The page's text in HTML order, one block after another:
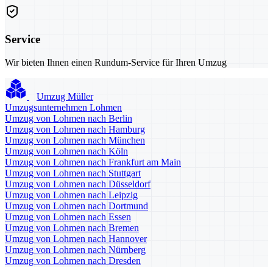
Service
Wir bieten Ihnen einen Rundum-Service für Ihren Umzug
Umzug Müller
Umzugsunternehmen Lohmen
Umzug von Lohmen nach Berlin
Umzug von Lohmen nach Hamburg
Umzug von Lohmen nach München
Umzug von Lohmen nach Köln
Umzug von Lohmen nach Frankfurt am Main
Umzug von Lohmen nach Stuttgart
Umzug von Lohmen nach Düsseldorf
Umzug von Lohmen nach Leipzig
Umzug von Lohmen nach Dortmund
Umzug von Lohmen nach Essen
Umzug von Lohmen nach Bremen
Umzug von Lohmen nach Hannover
Umzug von Lohmen nach Nürnberg
Umzug von Lohmen nach Dresden